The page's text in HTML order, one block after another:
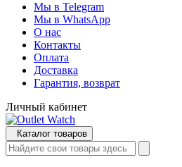
Мы в Telegram
Мы в WhatsApp
О нас
Контакты
Оплата
Доставка
Гарантия, возврат
Личный кабинет
Каталог товаров